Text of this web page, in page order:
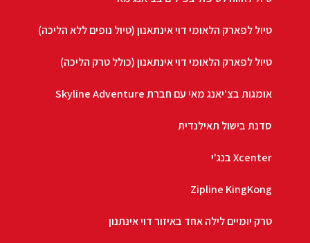
טיול לפארק הלאומי דוי אינתאנון (טיול נופים ללא הליכה)
טיול לפארק הלאומי דוי אינתאנון (כולל טרק הליכה)
אומגות בצ'יאנג מאי עם חברת Skyline Adventure
סדנת בישול תאילנדית
Xcenter בנג'י
Zipline KingKong
טרק יומיים לילה אחד באיזור דוי אינתנון